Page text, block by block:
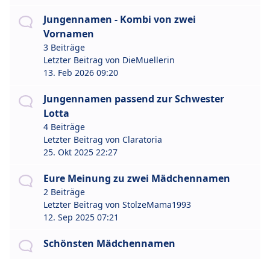
Jungennamen - Kombi von zwei
Vornamen
3 Beiträge
Letzter Beitrag von DieMuellerin
13. Feb 2026 09:20
Jungennamen passend zur Schwester
Lotta
4 Beiträge
Letzter Beitrag von Claratoria
25. Okt 2025 22:27
Eure Meinung zu zwei Mädchennamen
2 Beiträge
Letzter Beitrag von StolzeMama1993
12. Sep 2025 07:21
Schönsten Mädchennamen